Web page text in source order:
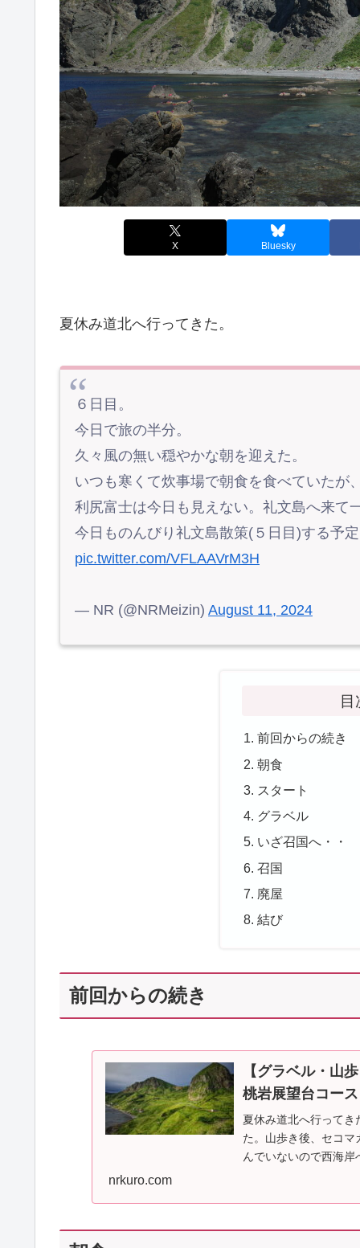
X Bluesky
夏休み道北へ行ってきた。
６日目。
今日で旅の半分。
久々風の無い穏やかな朝を迎えた。
いつも寒くて炊事場で朝食を食べていたが
利尻富士は今日も見えない。礼文島へ来て
今日ものんびり礼文島散策(５日目)する予
pic.twitter.com/VFLAAVrM3H
— NR (@NRMeizin) August 11, 2024
目
前回からの続き
朝食
スタート
グラベル
いざ召国へ・・
召国
廃屋
結び
前回からの続き
【グラベル・山
桃岩展望台コー
夏休み道北へ行って
た。山歩き後、セコ
んでいないので西海
nrkuro.com